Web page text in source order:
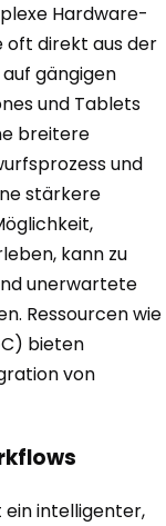
Hardware-
oft direkt aus der
gängigen
und Tablets
breitere
und
stärkere
kann zu
unerwartete
Ressourcen wie
bieten
von
ein intelligenter,